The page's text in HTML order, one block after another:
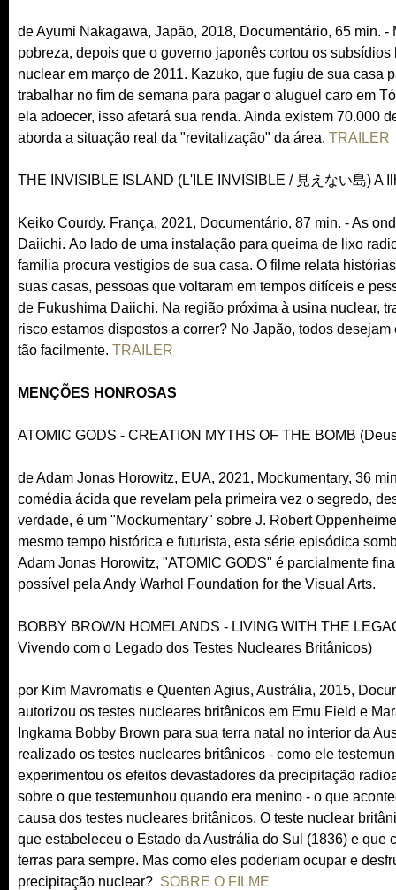
de Ayumi Nakagawa, Japão, 2018, Documentário, 65 min.
pobreza, depois que o governo japonês cortou os
nuclear em março de 2011. Kazuko, que fugiu de sua casa
trabalhar no fim de semana para pagar o aluguel caro em
ela adoecer, isso afetará sua renda. Ainda existem 70.000
aborda a situação real da "revitalização" da área. TRAILER
THE INVISIBLE ISLAND (L'ILE INVISIBLE / 見えない島) A
Keiko Courdy. França, 2021, Documentário, 87 min. - As
Daiichi. Ao lado de uma instalação para queima de lixo
família procura vestígios de sua casa. O filme relata
suas casas, pessoas que voltaram em tempos difíceis e
de Fukushima Daiichi. Na região próxima à usina nuclear,
risco estamos dispostos a correr? No Japão, todos
tão facilmente. TRAILER
MENÇÕES HONROSAS
ATOMIC GODS - CREATION MYTHS OF THE BOMB
de Adam Jonas Horowitz, EUA, 2021, Mockumentary, 36
comédia ácida que revelam pela primeira vez o segredo,
verdade, é um "Mockumentary" sobre J. Robert
mesmo tempo histórica e futurista, esta série episódica
Adam Jonas Horowitz, "ATOMIC GODS" é parcialmente
possível pela Andy Warhol Foundation for the Visual Arts.
BOBBY BROWN HOMELANDS - LIVING WITH THE
Vivendo com o Legado dos Testes Nucleares Britânicos)
por Kim Mavromatis e Quenten Agius, Austrália, 2015,
autorizou os testes nucleares britânicos em Emu Field e
Ingkama Bobby Brown para sua terra natal no interior da
realizado os testes nucleares britânicos - como ele
experimentou os efeitos devastadores da precipitação
sobre o que testemunhou quando era menino - o que
causa dos testes nucleares britânicos. O teste nuclear
que estabeleceu o Estado da Austrália do Sul (1836) e
terras para sempre. Mas como eles poderiam ocupar e
precipitação nuclear? SOBRE O FILME